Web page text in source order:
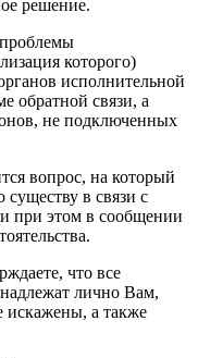
решение.
которого)
исполнительной
обратной связи, а
не подключенных
вопрос, на который
существу в связи с
при этом в сообщении
что все
лично Вам,
искажены, а также